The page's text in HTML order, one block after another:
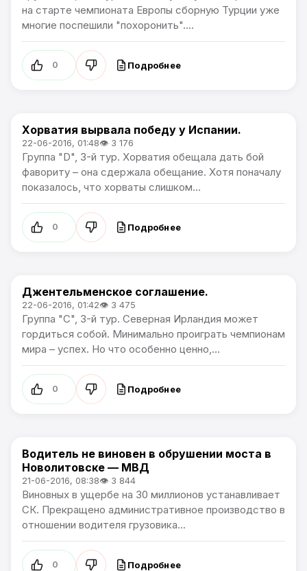
на старте чемпионата Европы сборную Турции уже
многие поспешили "похоронить"....
0 Подробнее
Чемпионат Европы
Хорватия вырвала победу у Испании.
22-06-2016, 01:48👁 3 176
Группа "D", 3-й тур. Хорватия обещала дать бой
фавориту – она сдержала обещание. Хотя поначалу
показалось, что хорваты слишком...
0 Подробнее
Чемпионат Европы
Джентельменское соглашение.
22-06-2016, 01:42👁 3 475
Группа "C", 3-й тур. Северная Ирландия может
гордиться собой. Минимально проиграть чемпионам
мира – успех. Но что особенно ценно,...
0 Подробнее
Происшествия
Водитель не виновен в обрушении моста в
Новолитовске — МВД
21-06-2016, 08:38👁 3 844
Виновных в ущербе на 30 миллионов устанавливает
СК. Прекращено административное производство в
отношении водителя грузовика...
0 Подробнее